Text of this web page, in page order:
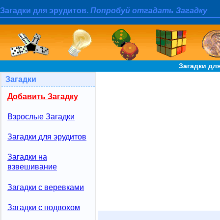
Загадки для эрудитов. Попробуй отгадать Загадку
Загадки
Загадки
Добавить Загадку
Взрослые Загадки
Загадки для эрудитов
Загадки на
взвешивание
Загадки с веревками
Загадки с подвохом